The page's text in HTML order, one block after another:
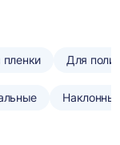
пленки Для